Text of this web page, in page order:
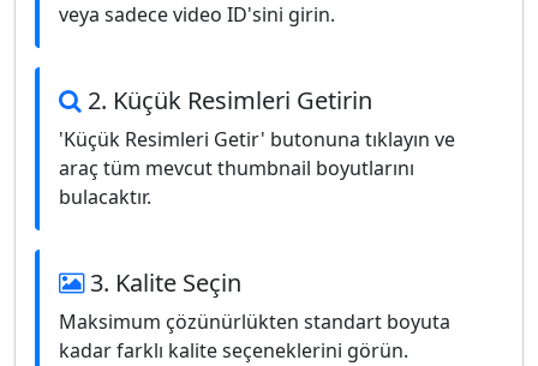
veya sadece video ID'sini girin.
2. Küçük Resimleri Getirin
'Küçük Resimleri Getir' butonuna tıklayın ve
araç tüm mevcut thumbnail boyutlarını
bulacaktır.
3. Kalite Seçin
Maksimum çözünürlükten standart boyuta
kadar farklı kalite seçeneklerini görün.